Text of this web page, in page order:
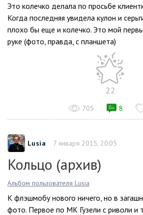
Это колечко делала по просьбе
Когда последняя увидела кулон и
плохо бы еще и колечко. Это мой
руке (фото, правда, с планшета)
22
705 8
Lusia 7 января 2015, 20:05
Кольцо (архив)
Альбом пользователя Lusia
К флэшмобу нового ничего, но в
фото. Первое по МК Гузели с риволи и